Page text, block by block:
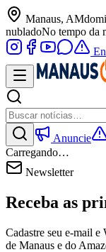
Manaus, AM
nubladoNo tempo da
Anuncie
Carregando…
Newsletter
Receba as
Cadastre seu e-mail
de Manaus e do